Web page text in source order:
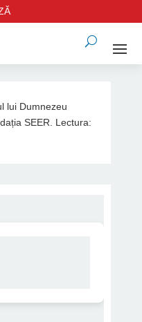
lui Dumnezeu
SEER. Lectura: